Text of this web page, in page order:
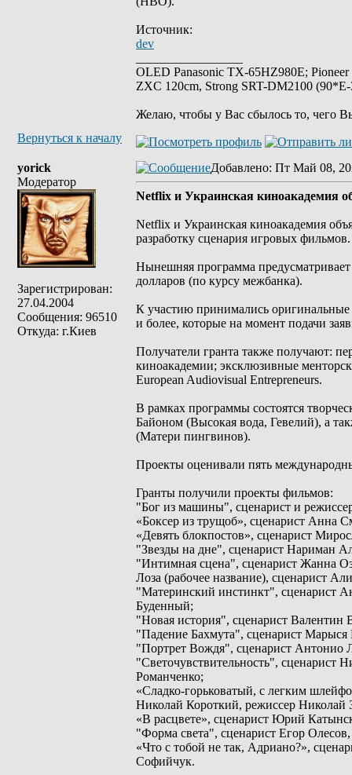
Источник:
dev
OLED Panasonic TX-65HZ980E;
ZXC 120cm, Strong SRT-DM2100
Желаю, чтобы у Вас сбылось то, чего
Вернуться к началу
yorick
Модератор
Зарегистрирован:
27.04.2004
Сообщения: 96510
Откуда: г.Киев
Добавлено: Пт Май 08,
Netflix и Украинская киноакадемия
Netflix и Украинская киноакадемия
разработку сценария игровых
Нынешняя программа предусматривает
долларов (по курсу межбанка).
К участию принимались
и более, которые на момент подачи
Получатели гранта также получают:
киноакадемии; эксклюзивные
European Audiovisual Entrepreneurs.
В рамках программы состоятся
Байоном (Высокая вода, Гевелий), а
(Матери пингвинов).
Проекты оценивали пять
Гранты получили проекты фильмов:
"Бог из машины", сценарист и
«Боксер из трущоб», сценарист Анна
«Девять блокпостов», сценарист
"Звезды на дне", сценарист Нариман
"Интимная сцена", сценарист Жанна
Лоза (рабочее название), сценарист
"Материнский инстинкт", сценарист
Буденный;
"Новая история", сценарист
"Падение Бахмута", сценарист
"Портрет Вождя", сценарист
"Светочувствительность", сценарист
Романченко;
«Сладко-горьковатый, с легким
Николай Короткий, режиссер Николай
«В расцвете», сценарист Юрий
"Форма света", сценарист Егор
«Что с тобой не так, Адриано?»,
Софийчук.